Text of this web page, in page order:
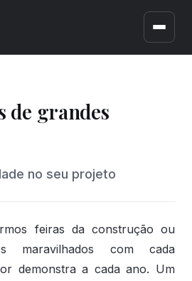
de grandes
no seu projeto
feiras da construção ou
maravilhados com cada
demonstra a cada ano. Um